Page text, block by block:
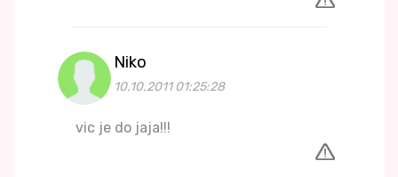
Niko
10.10.2011 01:25:28
vic je do jaja!!!